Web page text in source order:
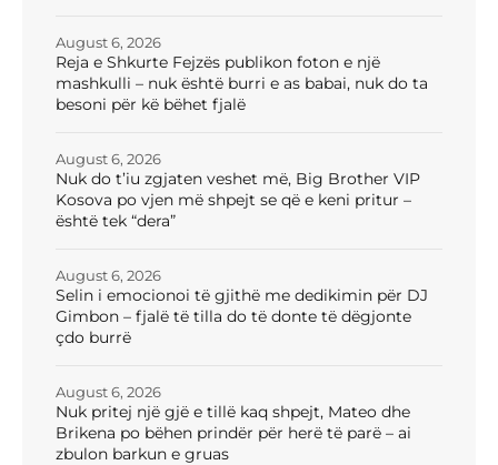
Reja e Shkurte Fejzës publikon foton e një
mashkulli – nuk është burri e as babai, nuk do ta
besoni për kë bëhet fjalë
August 6, 2026
Nuk do t’iu zgjaten veshet më, Big Brother VIP
Kosova po vjen më shpejt se që e keni pritur –
është tek “dera”
August 6, 2026
Selin i emocionoi të gjithë me dedikimin për DJ
Gimbon – fjalë të tilla do të donte të dëgjonte
çdo burrë
August 6, 2026
Nuk pritej një gjë e tillë kaq shpejt, Mateo dhe
Brikena po bëhen prindër për herë të parë – ai
zbulon barkun e gruas
August 6, 2026